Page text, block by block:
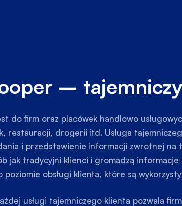
–
do firm oraz placówek handlowo
restauracji, drogerii itd. Usługa
i przedstawienie informacji zwrotnej
jak tradycyjni klienci i gromadzą
obsługi klienta, które są
usługi tajemniczego klienta pozwala